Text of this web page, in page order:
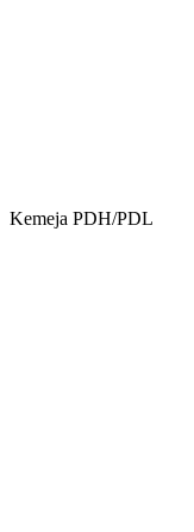
Kemeja PDH/PDL